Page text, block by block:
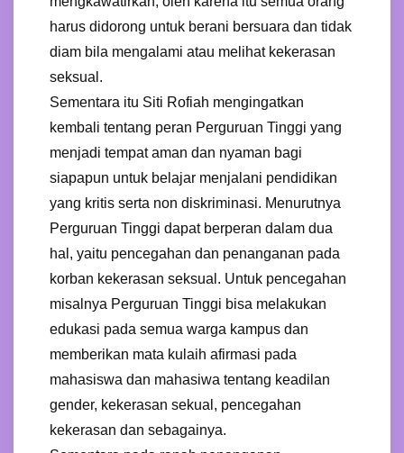
harus didorong untuk berani bersuara dan tidak
diam bila mengalami atau melihat kekerasan
seksual.
Sementara itu Siti Rofiah mengingatkan
kembali tentang peran Perguruan Tinggi yang
menjadi tempat aman dan nyaman bagi
siapapun untuk belajar menjalani pendidikan
yang kritis serta non diskriminasi. Menurutnya
Perguruan Tinggi dapat berperan dalam dua
hal, yaitu pencegahan dan penanganan pada
korban kekerasan seksual. Untuk pencegahan
misalnya Perguruan Tinggi bisa melakukan
edukasi pada semua warga kampus dan
memberikan mata kulaih afirmasi pada
mahasiswa dan mahasiwa tentang keadilan
gender, kekerasan sekual, pencegahan
kekerasan dan sebagainya.